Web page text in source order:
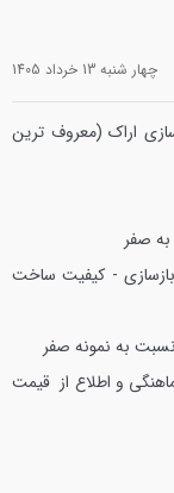
چهار شنبه 13 خرداد 1405
ماشین سازی اراک (معروف ترین
صفر
- کیفیت ساخت
به نمونه صفر
و اطلاع از قیمت